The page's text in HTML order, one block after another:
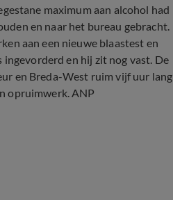
maximum aan alcohol had
en naar het bureau gebracht.
aan een nieuwe blaastest en
en hij zit nog vast. De
en Breda-West ruim vijf uur lang
opruimwerk. ANP